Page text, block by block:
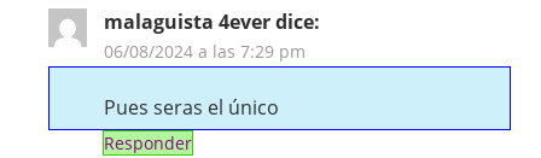
malaguista 4everdice:
06/08/2024 a las 7:29 pm
Pues seras el único
Responder